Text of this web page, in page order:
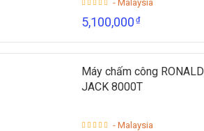
- Malaysia
5,100,000₫
Máy chấm công RONALD
JACK 8000T
- Malaysia